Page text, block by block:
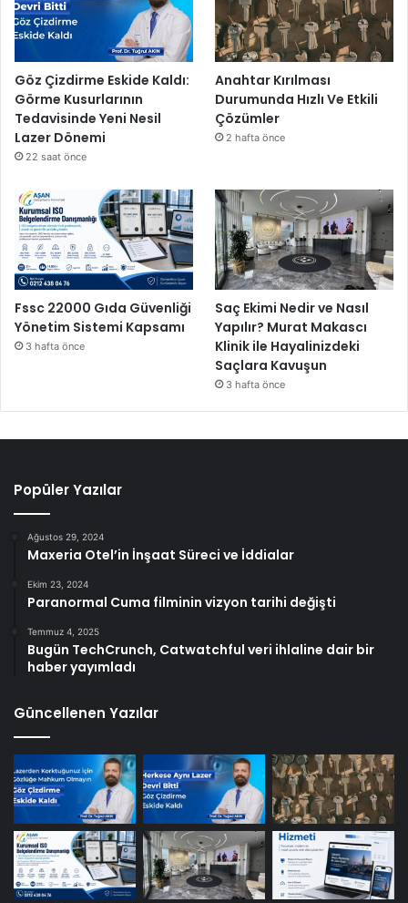
Göz Çizdirme Eskide Kaldı:
Görme Kusurlarının
Tedavisinde Yeni Nesil
Lazer Dönemi
22 saat önce
Anahtar Kırılması
Durumunda Hızlı Ve Etkili
Çözümler
2 hafta önce
Fssc 22000 Gıda Güvenliği
Yönetim Sistemi Kapsamı
3 hafta önce
Saç Ekimi Nedir ve Nasıl
Yapılır? Murat Makascı
Klinik ile Hayalinizdeki
Saçlara Kavuşun
3 hafta önce
Popüler Yazılar
Ağustos 29, 2024
Maxeria Otel’in İnşaat Süreci ve İddialar
Ekim 23, 2024
Paranormal Cuma filminin vizyon tarihi değişti
Temmuz 4, 2025
Bugün TechCrunch, Catwatchful veri ihlaline dair bir
haber yayımladı
Güncellenen Yazılar